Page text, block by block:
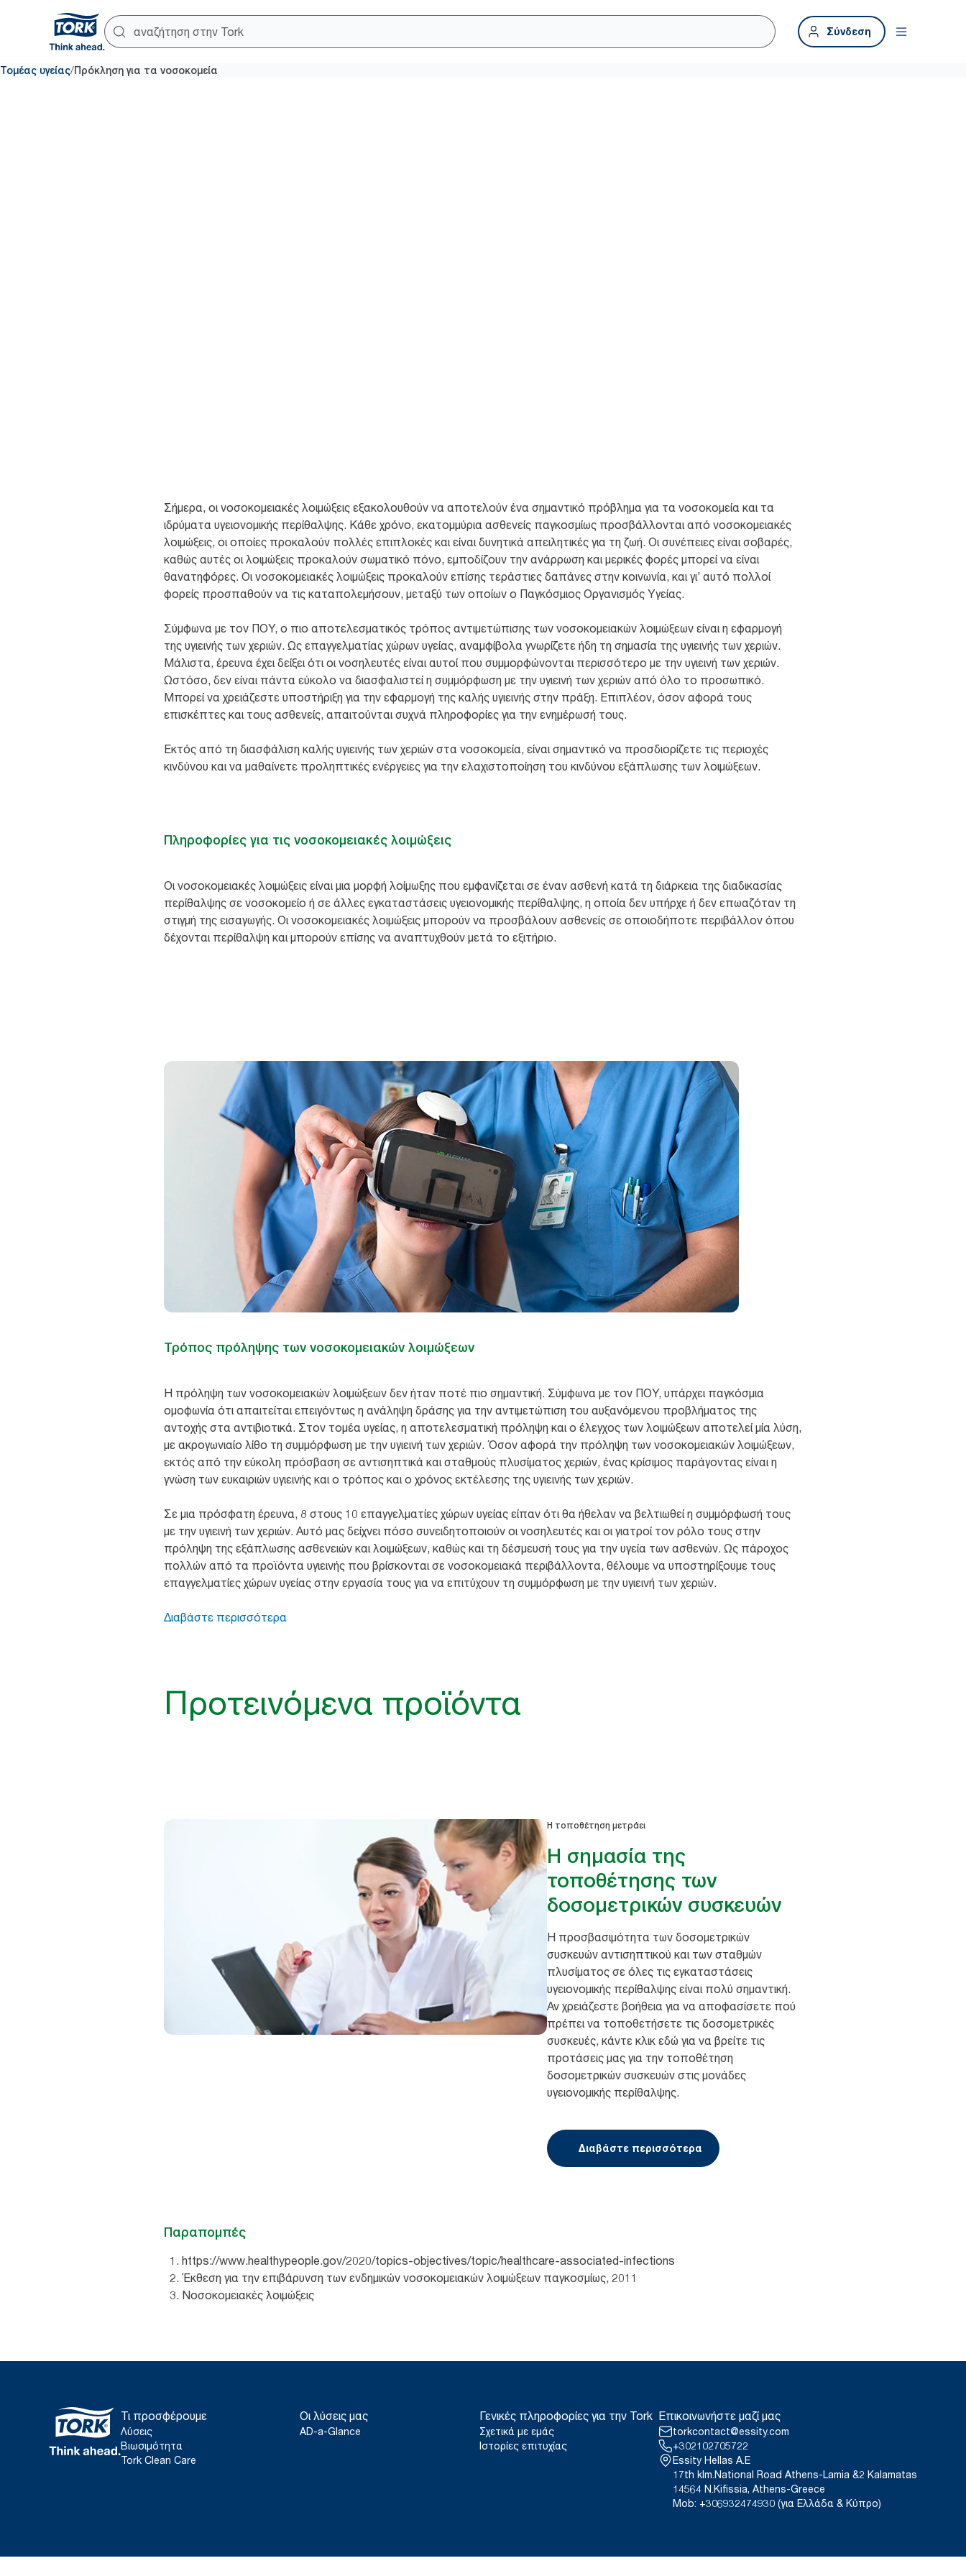
Σύνδεση
Τομέας υγείας/Πρόκληση για τα νοσοκομεία
Σήμερα, οι νοσοκομειακές λοιμώξεις εξακολουθούν να αποτελούν ένα σημαντικό πρόβλημα για τα νοσοκομεία και τα
ιδρύματα υγειονομικής περίθαλψης. Κάθε χρόνο, εκατομμύρια ασθενείς παγκοσμίως προσβάλλονται από νοσοκομειακές
λοιμώξεις, οι οποίες προκαλούν πολλές επιπλοκές και είναι δυνητικά απειλητικές για τη ζωή. Οι συνέπειες είναι σοβαρές,
καθώς αυτές οι λοιμώξεις προκαλούν σωματικό πόνο, εμποδίζουν την ανάρρωση και μερικές φορές μπορεί να είναι
θανατηφόρες. Οι νοσοκομειακές λοιμώξεις προκαλούν επίσης τεράστιες δαπάνες στην κοινωνία, και γι’ αυτό πολλοί
φορείς προσπαθούν να τις καταπολεμήσουν, μεταξύ των οποίων ο Παγκόσμιος Οργανισμός Υγείας.
Σύμφωνα με τον ΠΟΥ, ο πιο αποτελεσματικός τρόπος αντιμετώπισης των νοσοκομειακών λοιμώξεων είναι η εφαρμογή
της υγιεινής των χεριών. Ως επαγγελματίας χώρων υγείας, αναμφίβολα γνωρίζετε ήδη τη σημασία της υγιεινής των χεριών.
Μάλιστα, έρευνα έχει δείξει ότι οι νοσηλευτές είναι αυτοί που συμμορφώνονται περισσότερο με την υγιεινή των χεριών.
Ωστόσο, δεν είναι πάντα εύκολο να διασφαλιστεί η συμμόρφωση με την υγιεινή των χεριών από όλο το προσωπικό.
Μπορεί να χρειάζεστε υποστήριξη για την εφαρμογή της καλής υγιεινής στην πράξη. Επιπλέον, όσον αφορά τους
επισκέπτες και τους ασθενείς, απαιτούνται συχνά πληροφορίες για την ενημέρωσή τους.
Εκτός από τη διασφάλιση καλής υγιεινής των χεριών στα νοσοκομεία, είναι σημαντικό να προσδιορίζετε τις περιοχές
κινδύνου και να μαθαίνετε προληπτικές ενέργειες για την ελαχιστοποίηση του κινδύνου εξάπλωσης των λοιμώξεων.
Πληροφορίες για τις νοσοκομειακές λοιμώξεις
Οι νοσοκομειακές λοιμώξεις είναι μια μορφή λοίμωξης που εμφανίζεται σε έναν ασθενή κατά τη διάρκεια της διαδικασίας
περίθαλψης σε νοσοκομείο ή σε άλλες εγκαταστάσεις υγειονομικής περίθαλψης, η οποία δεν υπήρχε ή δεν επωαζόταν τη
στιγμή της εισαγωγής. Οι νοσοκομειακές λοιμώξεις μπορούν να προσβάλουν ασθενείς σε οποιοδήποτε περιβάλλον όπου
δέχονται περίθαλψη και μπορούν επίσης να αναπτυχθούν μετά το εξιτήριο.
Τρόπος πρόληψης των νοσοκομειακών λοιμώξεων
Η πρόληψη των νοσοκομειακών λοιμώξεων δεν ήταν ποτέ πιο σημαντική. Σύμφωνα με τον ΠΟΥ, υπάρχει παγκόσμια
ομοφωνία ότι απαιτείται επειγόντως η ανάληψη δράσης για την αντιμετώπιση του αυξανόμενου προβλήματος της
αντοχής στα αντιβιοτικά. Στον τομέα υγείας, η αποτελεσματική πρόληψη και ο έλεγχος των λοιμώξεων αποτελεί μία λύση,
με ακρογωνιαίο λίθο τη συμμόρφωση με την υγιεινή των χεριών. Όσον αφορά την πρόληψη των νοσοκομειακών λοιμώξεων,
εκτός από την εύκολη πρόσβαση σε αντισηπτικά και σταθμούς πλυσίματος χεριών, ένας κρίσιμος παράγοντας είναι η
γνώση των ευκαιριών υγιεινής και ο τρόπος και ο χρόνος εκτέλεσης της υγιεινής των χεριών.
Σε μια πρόσφατη έρευνα, 8 στους 10 επαγγελματίες χώρων υγείας είπαν ότι θα ήθελαν να βελτιωθεί η συμμόρφωσή τους
με την υγιεινή των χεριών. Αυτό μας δείχνει πόσο συνειδητοποιούν οι νοσηλευτές και οι γιατροί τον ρόλο τους στην
πρόληψη της εξάπλωσης ασθενειών και λοιμώξεων, καθώς και τη δέσμευσή τους για την υγεία των ασθενών. Ως πάροχος
πολλών από τα προϊόντα υγιεινής που βρίσκονται σε νοσοκομειακά περιβάλλοντα, θέλουμε να υποστηρίξουμε τους
επαγγελματίες χώρων υγείας στην εργασία τους για να επιτύχουν τη συμμόρφωση με την υγιεινή των χεριών.
Διαβάστε περισσότερα
Προτεινόμενα προϊόντα
Η τοποθέτηση μετράει
Η σημασία της
τοποθέτησης των
δοσομετρικών συσκευών
Η προσβασιμότητα των δοσομετρικών
συσκευών αντισηπτικού και των σταθμών
πλυσίματος σε όλες τις εγκαταστάσεις
υγειονομικής περίθαλψης είναι πολύ σημαντική.
Αν χρειάζεστε βοήθεια για να αποφασίσετε πού
πρέπει να τοποθετήσετε τις δοσομετρικές
συσκευές, κάντε κλικ εδώ για να βρείτε τις
προτάσεις μας για την τοποθέτηση
δοσομετρικών συσκευών στις μονάδες
υγειονομικής περίθαλψης.
Διαβάστε περισσότερα
Παραπομπές
https://www.healthypeople.gov/2020/topics-objectives/topic/healthcare-associated-infections
Έκθεση για την επιβάρυνση των ενδημικών νοσοκομειακών λοιμώξεων παγκοσμίως, 2011
Νοσοκομειακές λοιμώξεις
Τι προσφέρουμε
Λύσεις
Βιωσιμότητα
Tork Clean Care
Οι λύσεις μας
AD-a-Glance
Γενικές πληροφορίες για την Tork
Σχετικά με εμάς
Ιστορίες επιτυχίας
Επικοινωνήστε μαζί μας
torkcontact@essity.com
+302102705722
Essity Hellas A.E
17th klm.National Road Athens-Lamia &2 Kalamatas
14564 N.Kifissia, Athens-Greece
Mob: +306932474930 (για Ελλάδα & Κύπρο)